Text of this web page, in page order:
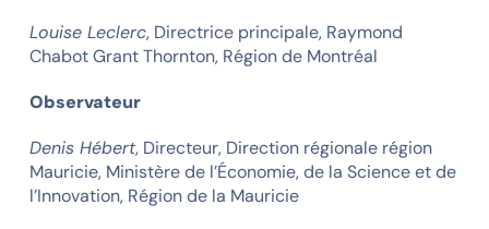
Louise Leclerc, Directrice principale, Raymond
Chabot Grant Thornton, Région de Montréal
Observateur
Denis Hébert, Directeur, Direction régionale région
Mauricie, Ministère de l’Économie, de la Science et de
l’Innovation, Région de la Mauricie